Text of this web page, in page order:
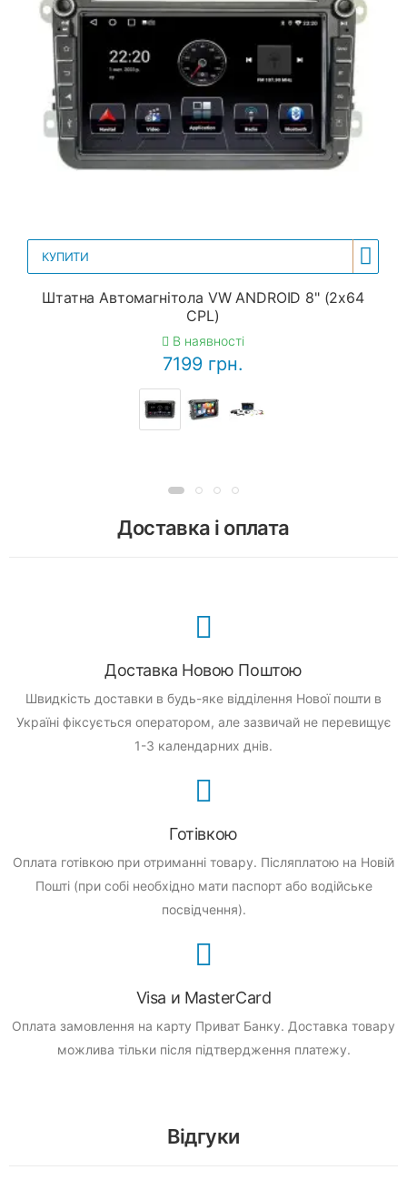
КУПИТИ
Штатна Автомагнітола VW ANDROID 8" (2x64
CPL)
В наявності
7199 грн.
Доставка і оплата
Доставка Новою Поштою
Швидкість доставки в будь-яке відділення Нової пошти в
Україні фіксується оператором, але зазвичай не перевищує
1-3 календарних днів.
Готівкою
Оплата готівкою при отриманні товару. Післяплатою на Новій
Пошті (при собі необхідно мати паспорт або водійське
посвідчення).
Visa и MasterCard
Оплата замовлення на карту Приват Банку. Доставка товару
можлива тільки після підтвердження платежу.
Відгуки